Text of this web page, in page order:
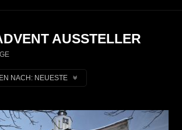
AUSSTELLER
NACH: NEUESTE